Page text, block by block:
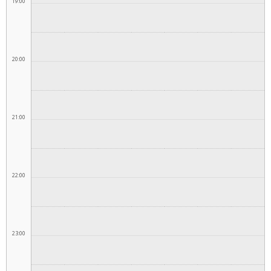
20:00
21:00
22:00
23:00